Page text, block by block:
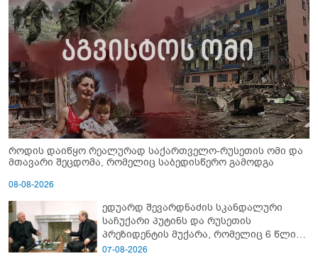
როდის დაიწყო რეალურად საქართველო-რუსეთის ომი და
მთავარი შეცდომა, რომელიც საბედისწერო გამოდგა
08-08-2026
ედუარდ შევარდნაძის სკანდალური
საჩუქარი პუტინს და რუსეთის
პრეზიდენტის მუქარა, რომელიც 6 წლის
შემდეგ აასრულა
07-08-2026